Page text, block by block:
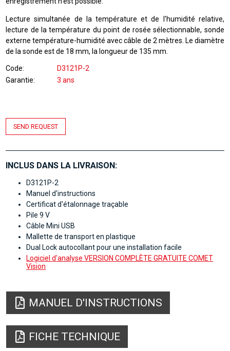
Lecture simultanée de la température et de l'humidité relative,
lecture de la température du point de rosée sélectionnable, sonde
externe température-humidité avec câble de 2 mètres. Le diamètre
de la sonde est de 18 mm, la longueur de 135 mm.
Code
D3121P-2
Garantie
3 ans
SEND REQUEST
INCLUS DANS LA LIVRAISON:
D3121P-2
Manuel d'instructions
Certificat d'étalonnage traçable
Pile 9 V
Câble Mini USB
Mallette de transport en plastique
Dual Lock autocollant pour une installation facile
Logiciel d'analyse VERSION COMPLÈTE GRATUITE COMET
Vision
MANUEL D'INSTRUCTIONS
FICHE TECHNIQUE